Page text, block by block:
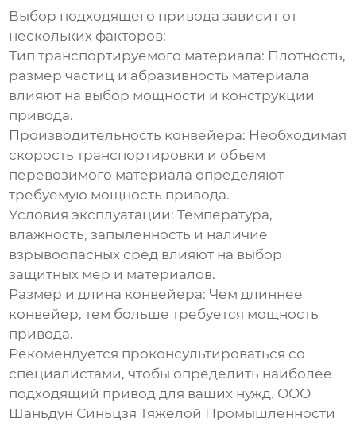
Выбор подходящего привода зависит от
нескольких факторов:
Тип транспортируемого материала: Плотность,
размер частиц и абразивность материала
влияют на выбор мощности и конструкции
привода.
Производительность конвейера: Необходимая
скорость транспортировки и объем
перевозимого материала определяют
требуемую мощность привода.
Условия эксплуатации: Температура,
влажность, запыленность и наличие
взрывоопасных сред влияют на выбор
защитных мер и материалов.
Размер и длина конвейера: Чем длиннее
конвейер, тем больше требуется мощность
привода.
Рекомендуется проконсультироваться со
специалистами, чтобы определить наиболее
подходящий привод для ваших нужд. ООО
Шаньдун Синьцзя Тяжелой Промышленности